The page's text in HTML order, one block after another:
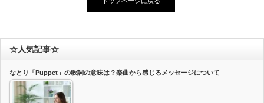
☆人気記事☆
なとり「Puppet」の歌詞の意味は？楽曲から感じるメッセージについて